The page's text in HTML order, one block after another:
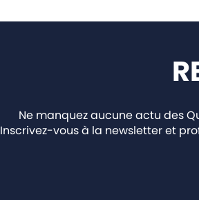
Ne manquez aucune actu des
Inscrivez-vous à la newsletter et